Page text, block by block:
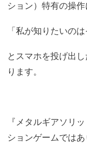
ション）特有の操作
「私が知りたいの
とスマホを投げ出
ります。
『メタルギアソリ
ションゲームではあ